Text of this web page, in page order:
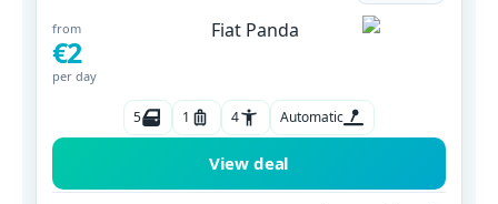
from
€2
per day
Automatic
4
1
5
View deal